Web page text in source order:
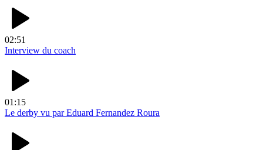
02:51
Interview du coach
01:15
Le derby vu par Eduard Fernandez Roura